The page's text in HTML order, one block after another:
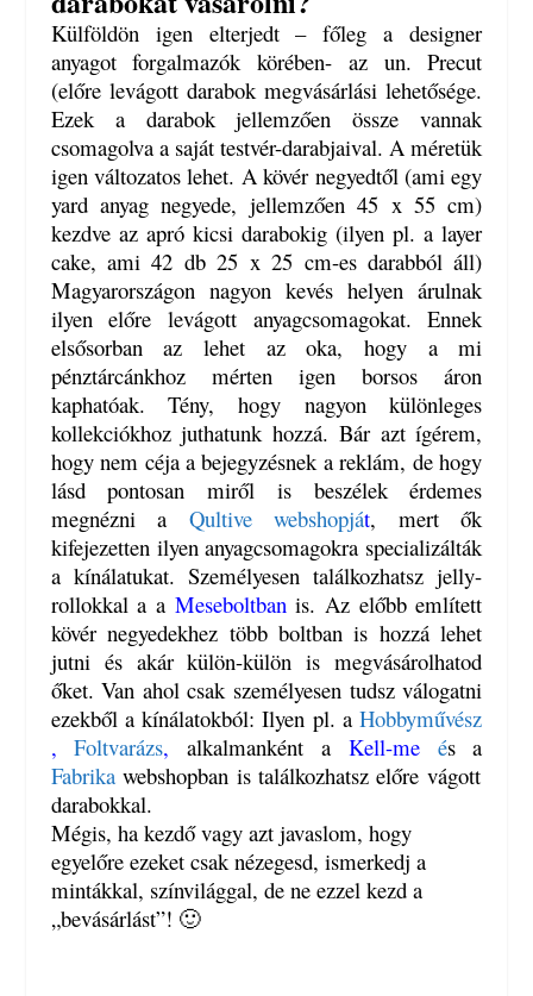
Külföldön igen elterjedt – főleg a designer
anyagot forgalmazók körében- az un. Precut
(előre levágott darabok megvásárlási lehetősége.
Ezek a darabok jellemzően össze vannak
csomagolva a saját testvér-darabjaival. A méretük
igen változatos lehet. A kövér negyedtől (ami egy
yard anyag negyede, jellemzően 45 x 55 cm)
kezdve az apró kicsi darabokig (ilyen pl. a layer
cake, ami 42 db 25 x 25 cm-es darabból áll)
Magyarországon nagyon kevés helyen árulnak
ilyen előre levágott anyagcsomagokat. Ennek
elsősorban az lehet az oka, hogy a mi
pénztárcánkhoz mérten igen borsos áron
kaphatóak. Tény, hogy nagyon különleges
kollekciókhoz juthatunk hozzá. Bár azt ígérem,
hogy nem céja a bejegyzésnek a reklám, de hogy
lásd pontosan miről is beszélek érdemes
megnézni a Qultive webshopját, mert ők
kifejezetten ilyen anyagcsomagokra specializálták
a kínálatukat. Személyesen találkozhatsz jelly-
rollokkal a a Meseboltban is. Az előbb említett
kövér negyedekhez több boltban is hozzá lehet
jutni és akár külön-külön is megvásárolhatod
őket. Van ahol csak személyesen tudsz válogatni
ezekből a kínálatokból: Ilyen pl. aHobbyművész
,Foltvarázs, alkalmanként a Kell-meés a
Fabrikawebshopban is találkozhatsz előre vágott
darabokkal.
Mégis, ha kezdő vagy azt javaslom, hogy
egyelőre ezeket csak nézegesd, ismerkedj a
mintákkal, színvilággal, de ne ezzel kezd a
„bevásárlást”! 🙂